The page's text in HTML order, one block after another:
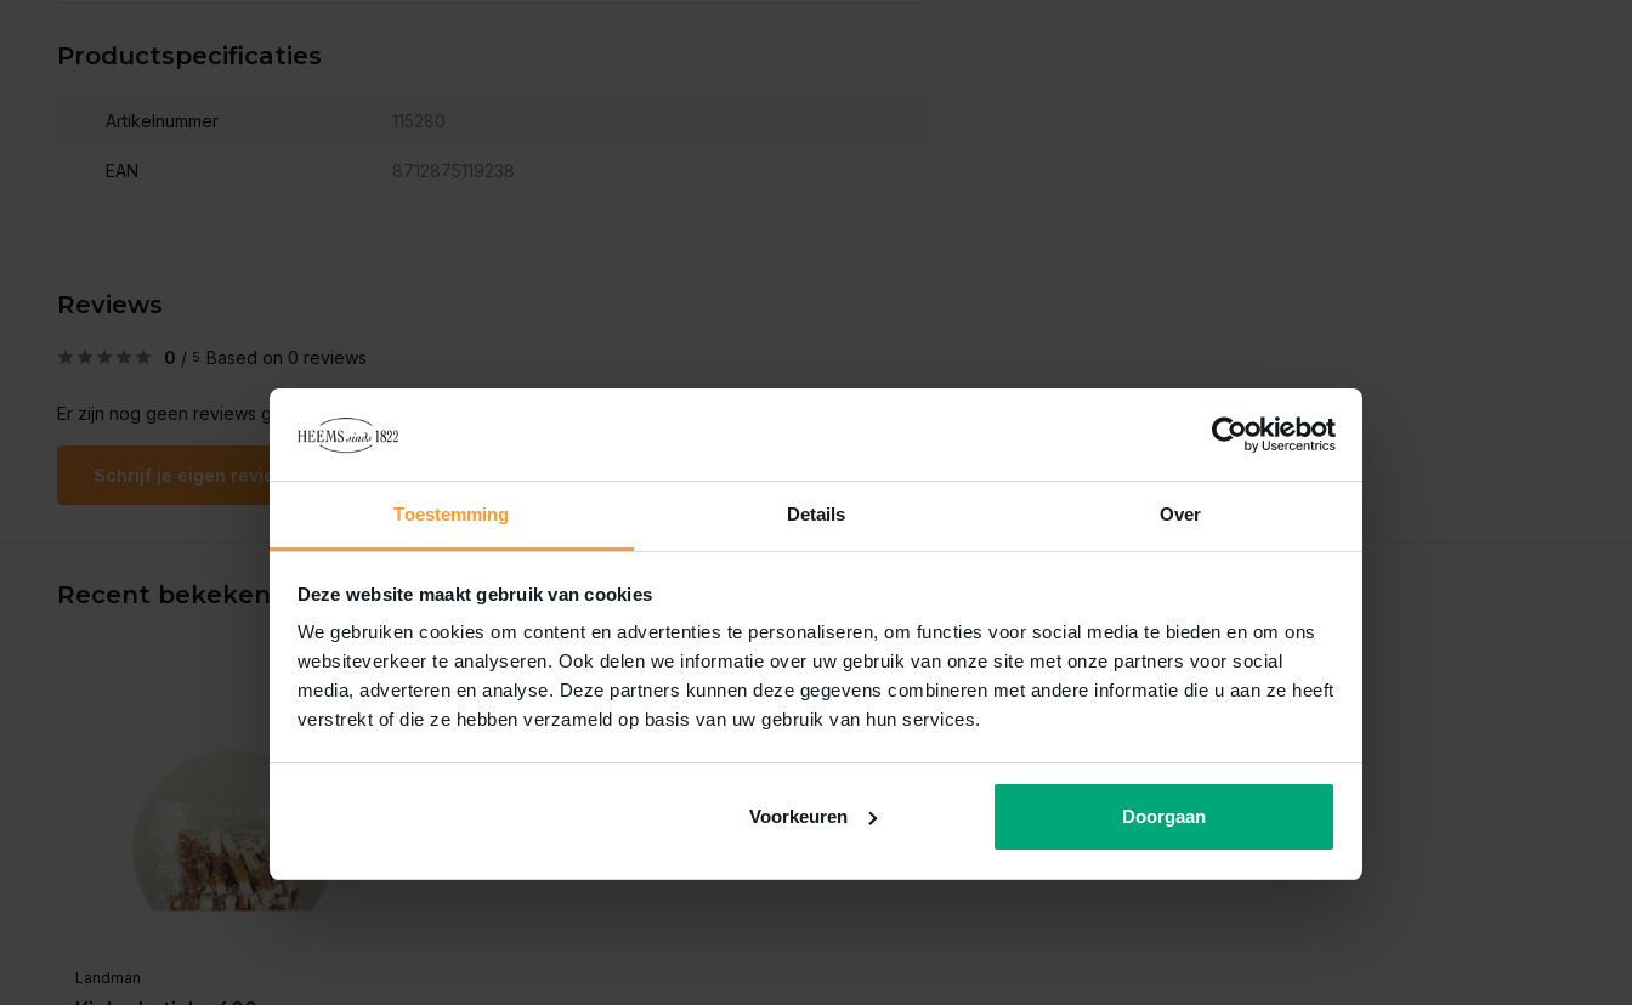
Toestemming Details Over
Deze website maakt gebruik van cookies
We gebruiken cookies om content en advertenties te personaliseren, om functies voor social media te bieden en om ons
websiteverkeer te analyseren. Ook delen we informatie over uw gebruik van onze site met onze partners voor social
media, adverteren en analyse. Deze partners kunnen deze gegevens combineren met andere informatie die u aan ze heeft
verstrekt of die ze hebben verzameld op basis van uw gebruik van hun services.
Voorkeuren Doorgaan
Productspecificaties
Artikelnummer 115280
EAN 8712875119238
Reviews
0 / 5 Based on 0 reviews
Er zijn nog geen reviews geschreven over dit product..
Schrijf je eigen review
Recent bekeken
Landman